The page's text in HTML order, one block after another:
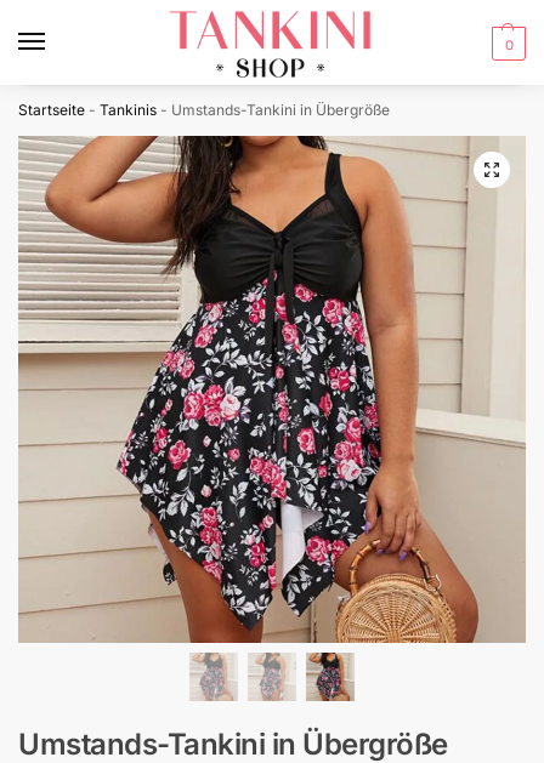
0
Startseite - Tankinis - Umstands-Tankini in Übergröße
Umstands-Tankini in Übergröße